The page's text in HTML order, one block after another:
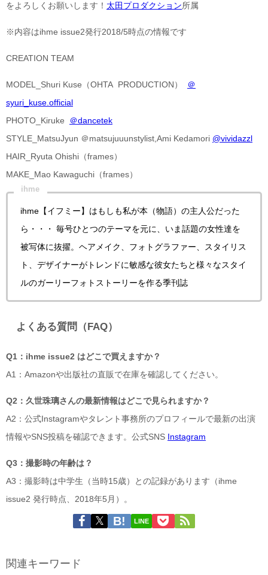
をよろしくお願いします！ 太田プロダクション 所属
※内容はihme issue2発行2018/5時点の情報です
CREATION TEAM
MODEL_Shuri Kuse（OHTA PRODUCTION） ＠
syuri_kuse.official
PHOTO_Kiruke ＠dancetek
STYLE_MatsuJyun ＠matsujuuunstylist,Ami Kedamori @vividazzl
HAIR_Ryuta Ohishi（frames）
MAKE_Mao Kawaguchi（frames）
ihme
ihme【イフミー】はもしも私が本（物語）の主人公だった
ら・・・ 毎号ひとつのテーマを元に、いま話題の女性達を
被写体に抜擢。ヘアメイク、フォトグラファー、スタイリス
ト、デザイナーがトレンドに敏感な彼女たちと様々なスタイ
ルのガーリーフォトストーリーを作る季刊誌
よくある質問（FAQ）
Q1：ihme issue2 はどこで買えますか？
A1：Amazonや出版社の直販で在庫を確認してください。
Q2：久世珠璃さんの最新情報はどこで見られますか？
A2：公式Instagramやタレント事務所のプロフィールで最新の出演
情報やSNS投稿を確認できます。公式SNS Instagram
Q3：撮影時の年齢は？
A3：撮影時は中学生（当時15歳）との記録があります（ihme
issue2 発行時点、2018年5月）。
LINE
関連キーワード